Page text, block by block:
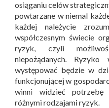
osiąganiu celów
powtarzane w niemal
każdej należycie
współczesnym świecie
ryzyk, czyli
niepożądanych. Ryzyko
występować będzie w
funkcjonującej w
winni widzieć potrzebę
różnymi rodzajami ryzyk.